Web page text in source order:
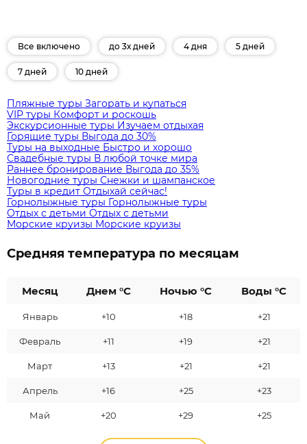
Все включено до 3х дней 4 дня 5 дней
7 дней 10 дней
Пляжные туры Загорать и купаться
VIP туры Комфорт и роскошь
Экскурсионные туры Изучаем отдыхая
Горящие туры Выгода до 30%
Туры на выходные Быстро и хорошо
Свадебные туры В любой точке мира
Раннее бронирование Выгода до 35%
Новогодние туры Снежки и шампанское
Туры в кредит Отдыхай сейчас!
Горнолыжные туры Горнолыжные туры
Отдых с детьми Отдых с детьми
Морские круизы Морские круизы
Средняя температура по месяцам
Месяц Днем °C Ночью °C Воды °C
Январь +10 +18 +21
Февраль +11 +19 +21
Март +13 +21 +21
Апрель +16 +25 +23
Май +20 +29 +25